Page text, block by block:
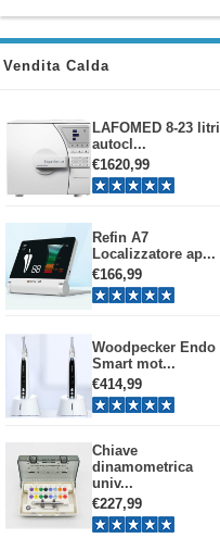
Vendita Calda
LAFOMED 8-23 litri
autocl...
€1620,99
Refin A7
Localizzatore ap...
€166,99
Woodpecker Endo
Smart mot...
€414,99
Chiave
dinamometrica
univ...
€227,99